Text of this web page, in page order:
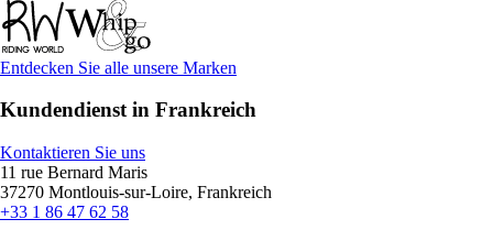
Entdecken Sie alle unsere Marken
Kundendienst in Frankreich
Kontaktieren Sie uns
11 rue Bernard Maris
37270 Montlouis-sur-Loire, Frankreich
+33 1 86 47 62 58